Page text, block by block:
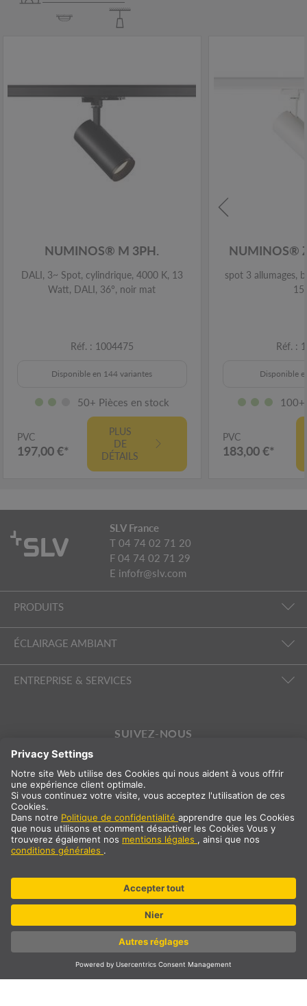
NUMINOS® M 3PH.
DALI, 3~ Spot, cylindrique, 4000 K, 13
Watt, DALI, 36°, noir mat
Réf. : 1004475
Disponible en 144 variantes
50+ Pièces en stock
PVC
197,00 €*
PLUS
DE
DÉTAILS
NUMINOS®
spot 3 allumages,
Réf. :
Disponible
100+
PVC
183,00 €*
SLV France
T 04 74 02 71 20
F 04 74 02 71 29
E infofr@slv.com
PRODUITS
ÉCLAIRAGE AMBIANT
ENTREPRISE & SERVICES
SUIVEZ-NOUS
International
FR
France
* TVA à 20 % et frais de port non inclus. Prix uniquement pour les
clients professionnels/enregistrés
© SLV Germany 2026. All rights reserved
Paramètres des cookies
Protection des données